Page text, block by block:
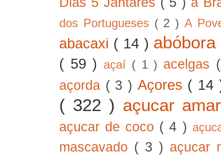
dos Portugueses ( 2 )A
abacaxi ( 14 )
( 59 ) açaí ( 1 ) acelgas
açorda ( 3 ) Açores (
( 322 ) açucar
açucar de coco ( 4 )
mascavado ( 3 ) açucar